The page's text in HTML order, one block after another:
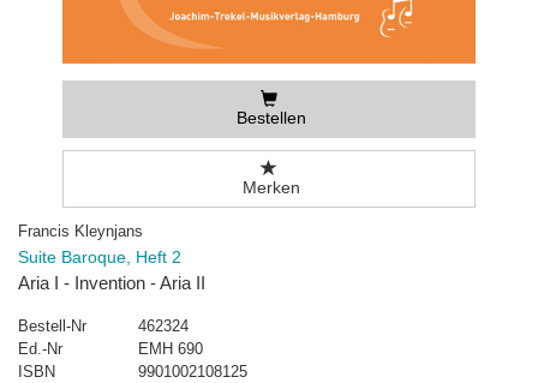
Bestellen
Merken
Francis Kleynjans
Suite Baroque, Heft 2
Aria I - Invention - Aria II
Bestell-Nr
462324
Ed.-Nr
EMH 690
ISBN
9901002108125